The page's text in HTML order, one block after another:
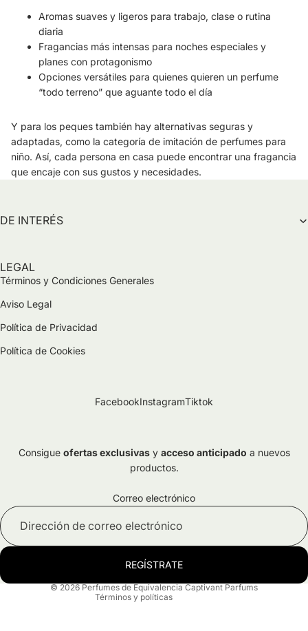
Aromas suaves y ligeros para trabajo, clase o rutina
diaria
Fragancias más intensas para noches especiales y
planes con protagonismo
Opciones versátiles para quienes quieren un perfume
“todo terreno” que aguante todo el día
Y para los peques también hay alternativas seguras y
adaptadas, como la categoría de imitación de perfumes para
niño. Así, cada persona en casa puede encontrar una fragancia
que encaje con sus gustos y necesidades.
DE INTERÉS
LEGAL
Términos y Condiciones Generales
Aviso Legal
Política de Privacidad
Política de Cookies
FacebookInstagramTiktok
Consigue ofertas exclusivasy acceso anticipado a nuevos
productos.
Correo electrónico
REGÍSTRATE
© 2026 Perfumes de Equivalencia Captivant Parfums
Términos y políticas
Política de privacidad
Aviso legal
Información de contacto